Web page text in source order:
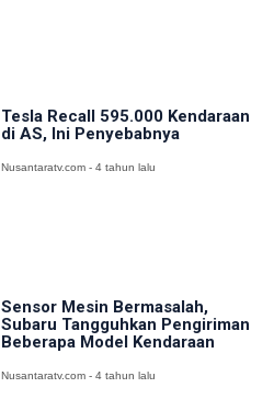
Tesla Recall 595.000 Kendaraan
di AS, Ini Penyebabnya
Nusantaratv.com - 4 tahun lalu
Sensor Mesin Bermasalah,
Subaru Tangguhkan Pengiriman
Beberapa Model Kendaraan
Nusantaratv.com - 4 tahun lalu